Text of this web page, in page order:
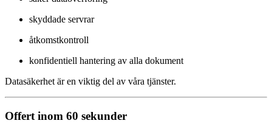
skyddade servrar
åtkomstkontroll
konfidentiell hantering av alla dokument
Datasäkerhet är en viktig del av våra tjänster.
Offert inom 60 sekunder